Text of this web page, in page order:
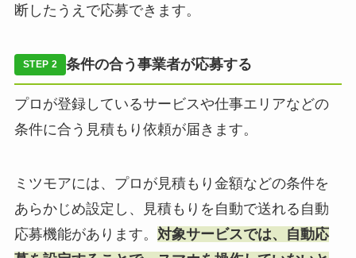
断したうえで応募できます。
STEP 2 条件の合う事業者が応募する
プロが登録しているサービスや仕事エリアなどの
条件に合う見積もり依頼が届きます。
ミツモアには、プロが見積もり金額などの条件を
あらかじめ設定し、見積もりを自動で送れる自動
応募機能があります。 対象サービスでは、自動応